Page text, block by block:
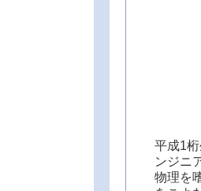
平成1
ンジニ
物理を